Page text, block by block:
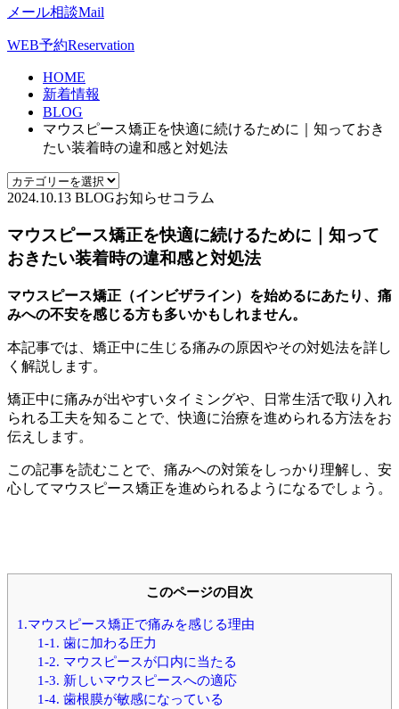
メール相談Mail
WEB予約Reservation
HOME
新着情報
BLOG
マウスピース矯正を快適に続けるために｜知っておき
たい装着時の違和感と対処法
2024.10.13 BLOGお知らせコラム
マウスピース矯正を快適に続けるために｜知って
おきたい装着時の違和感と対処法
マウスピース矯正（インビザライン）を始めるにあたり、痛
みへの不安を感じる方も多いかもしれません。
本記事では、矯正中に生じる痛みの原因やその対処法を詳し
く解説します。
矯正中に痛みが出やすいタイミングや、日常生活で取り入れ
られる工夫を知ることで、快適に治療を進められる方法をお
伝えします。
この記事を読むことで、痛みへの対策をしっかり理解し、安
心してマウスピース矯正を進められるようになるでしょう。
このページの目次
1.マウスピース矯正で痛みを感じる理由
1-1. 歯に加わる圧力
1-2. マウスピースが口内に当たる
1-3. 新しいマウスピースへの適応
1-4. 歯根膜が敏感になっている